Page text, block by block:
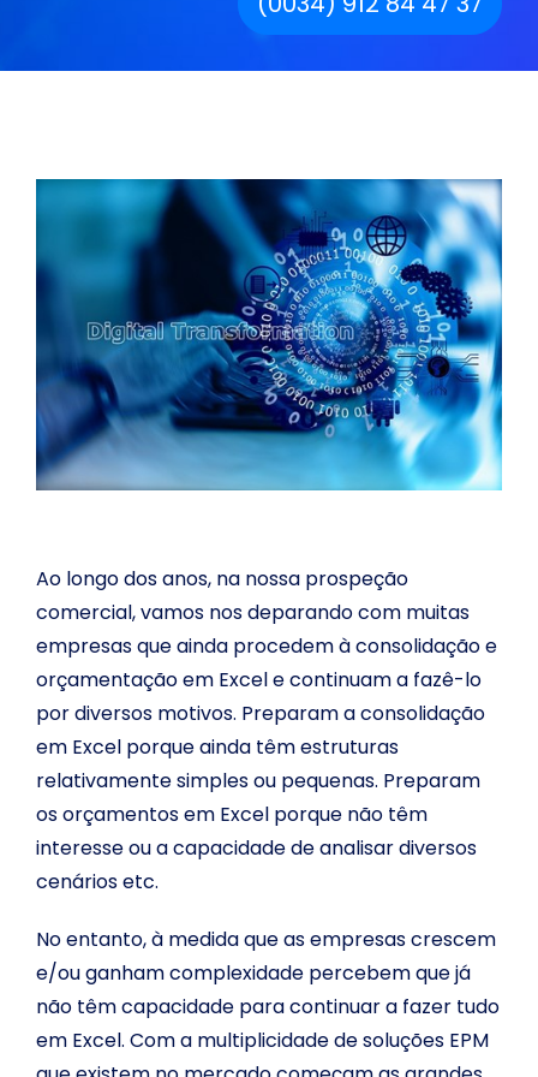
Ao longo dos anos, na nossa prospeção
comercial, vamos nos deparando com muitas
empresas que ainda procedem à consolidação e
orçamentação em Excel e continuam a fazê-lo
por diversos motivos. Preparam a consolidação
em Excel porque ainda têm estruturas
relativamente simples ou pequenas. Preparam
os orçamentos em Excel porque não têm
interesse ou a capacidade de analisar diversos
cenários etc.
No entanto, à medida que as empresas crescem
e/ou ganham complexidade percebem que já
não têm capacidade para continuar a fazer tudo
em Excel. Com a multiplicidade de soluções EPM